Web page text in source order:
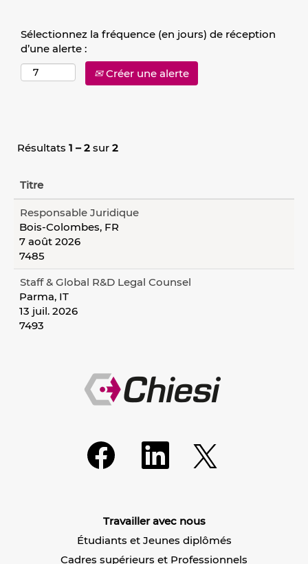
Sélectionnez la fréquence (en jours) de réception
d’une alerte :
Créer une alerte
Résultats 1 – 2 sur 2
Titre
Responsable Juridique
Bois-Colombes, FR
7 août 2026
7485
Staff & Global R&D Legal Counsel
Parma, IT
13 juil. 2026
7493
o
n
s
u
S
d
a
n
s
u
S
o
d
n
Travailler avec nous
Étudiants et Jeunes diplômés
Cadres supérieurs et Professionnels